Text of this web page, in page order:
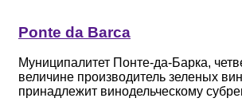
Ponte da Barca
Муниципалитет Понте-да-Барка,
величине производитель зеленых
принадлежит винодельческому